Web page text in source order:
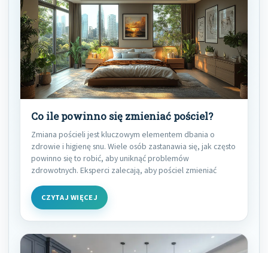
Co ile powinno się zmieniać pościel?
Zmiana pościeli jest kluczowym elementem dbania o
zdrowie i higienę snu. Wiele osób zastanawia się, jak często
powinno się to robić, aby uniknąć problemów
zdrowotnych. Eksperci zalecają, aby pościel zmieniać
CZYTAJ WIĘCEJ